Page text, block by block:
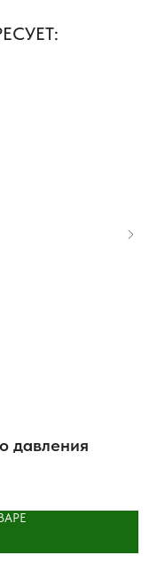
давления